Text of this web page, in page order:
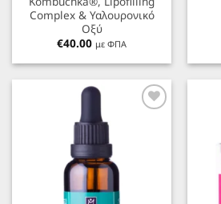
Complex & Υαλουρονικό
Οξύ
€40.00 με ΦΠΑ
Προσθήκη